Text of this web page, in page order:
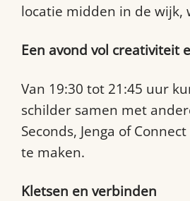
locatie midden in de wijk,
Een avond vol creativiteit
Van 19:30 tot 21:45 uur
schilder samen met
Seconds, Jenga of
te maken.
Kletsen en verbinden